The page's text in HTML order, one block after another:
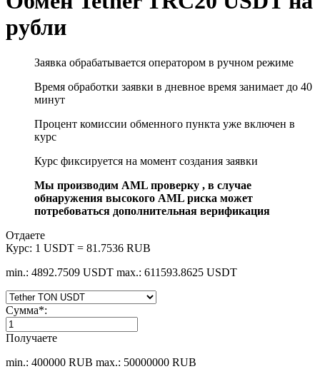
рубли
Заявка обрабатывается оператором в ручном режиме
Время обработки заявки в дневное время занимает до 40
минут
Процент комиссии обменного пункта уже включен в
курс
Курс фиксируется на момент создания заявки
Мы производим AML проверку , в случае
обнаружения высокого AML риска может
потребоваться дополнительная верификация
Отдаете
Курс: 1 USDT = 81.7536 RUB
min.: 4892.7509 USDT max.: 611593.8625 USDT
Сумма*:
Получаете
min.: 400000 RUB max.: 50000000 RUB